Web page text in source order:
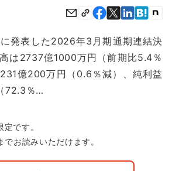
発表した2026年3月期通期連結決
は2737億1000万円（前期比5.4％
億200万円（0.6％減）、純利益
72.3％…
です。
お読みいただけます。